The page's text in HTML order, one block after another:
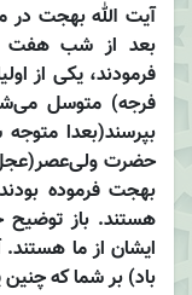
آیت الله بهجت
بعد از شب هفت
فرمودند، یکی از
فرجه) متوسل
بپرسند(بعدا
حضرت ولی‌عصر‌(عجل
بهجت فرموده‌
هستند. باز توضیح
ایشان از ما هستند.
باد) بر شما که چنین